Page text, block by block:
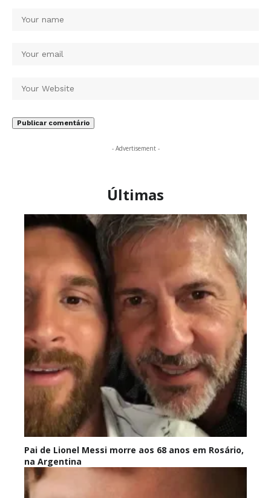
- Advertisement -
Últimas
Pai de Lionel Messi morre aos 68 anos em Rosário,
na Argentina